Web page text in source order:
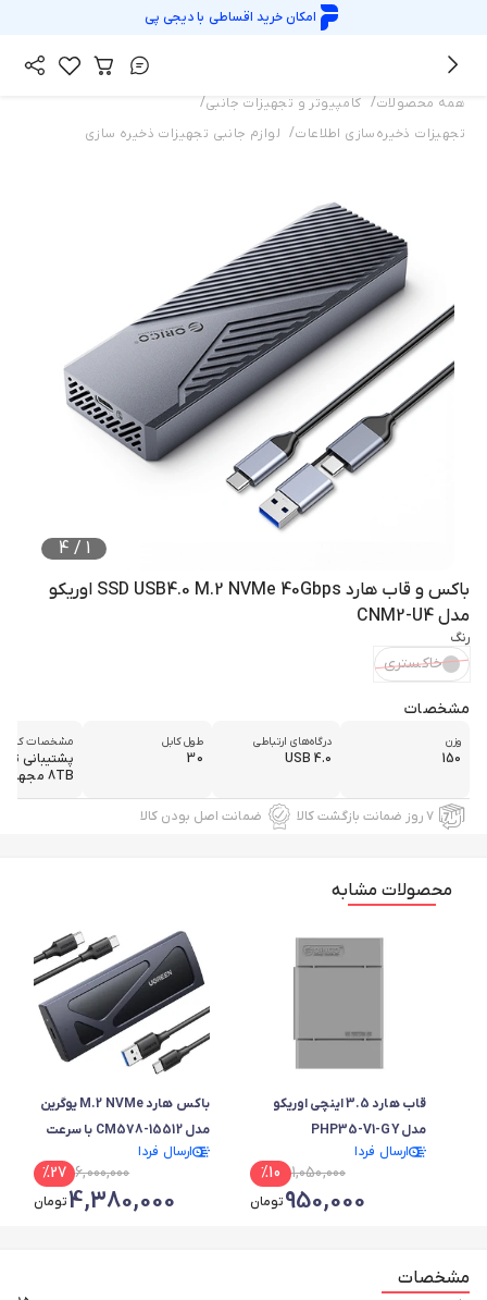
امکان خرید اقساطی بادیجی پی
همه محصولات/ کامپیوتر و تجهیزات جانبی/
تجهیزات ذخیره‌سازی اطلاعات/ لوازم جانبی تجهیزات ذخیره سازی
1
/
4
باکس و قاب هارد SSD USB4.0 M.2 NVMe 40Gbps اوریکو
مدل CNM2-U4
رنگ
خاکستری
مشخصات
وزن
150
درگاه‌های ارتباطی
USB 4.0
طول کابل
30
مشخصات کلی
پشتیبانی تا
8TB مجهز به ...
۷ روز ضمانت بازگشت کالا ضمانت اصل بودن کالا
محصولات مشابه
قاب هارد 3.5 اینچی اوریکو
مدل PHP35-V1-GY
ارسال فردا
1,050,000
%10
950,000تومان
باکس هارد M.2 NVMe یوگرین
مدل CM578-15512 با سرعت
10Gbpsارسال فردا
6,000,000
%27
4,380,000تومان
مشخصات